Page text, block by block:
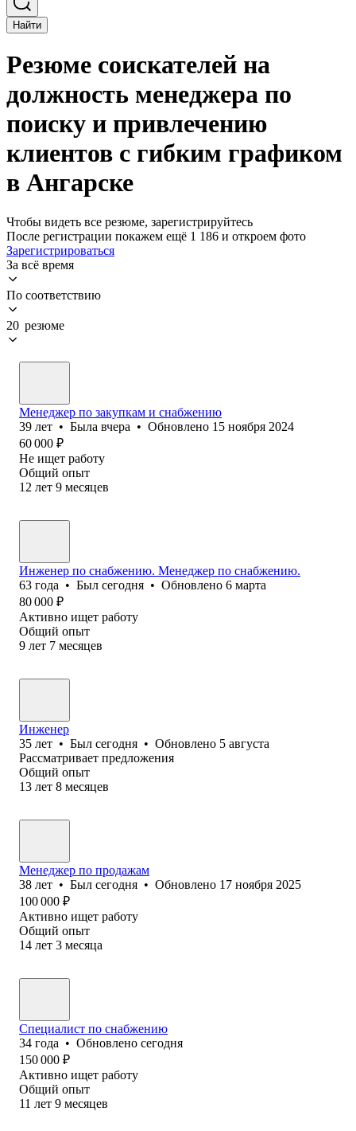
Найти
Резюме соискателей на
должность менеджера по
поиску и привлечению
клиентов с гибким графиком
в Ангарске
Чтобы видеть все резюме, зарегистрируйтесь
После регистрации покажем ещё 1 186 и откроем фото
Зарегистрироваться
За всё время
По соответствию
20 резюме
Менеджер по закупкам и снабжению
39 лет • Была вчера • Обновлено 15 ноября 2024
60 000 ₽
Не ищет работу
Общий опыт
12 лет 9 месяцев
Инженер по снабжению. Менеджер по снабжению.
63 года • Был сегодня • Обновлено 6 марта
80 000 ₽
Активно ищет работу
Общий опыт
9 лет 7 месяцев
Инженер
35 лет • Был сегодня • Обновлено 5 августа
Рассматривает предложения
Общий опыт
13 лет 8 месяцев
Менеджер по продажам
38 лет • Был сегодня • Обновлено 17 ноября 2025
100 000 ₽
Активно ищет работу
Общий опыт
14 лет 3 месяца
Специалист по снабжению
34 года • Обновлено сегодня
150 000 ₽
Активно ищет работу
Общий опыт
11 лет 9 месяцев